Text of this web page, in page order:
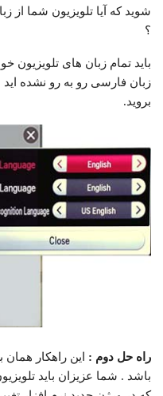
شوید که آیا تلویزیون شما از
؟
باید تمام زبان های تلویزیون
زبان فارسی رو به رو نشده
بروید.
راه حل دوم : این راهکار همان
باشد . شما عزیزان باید